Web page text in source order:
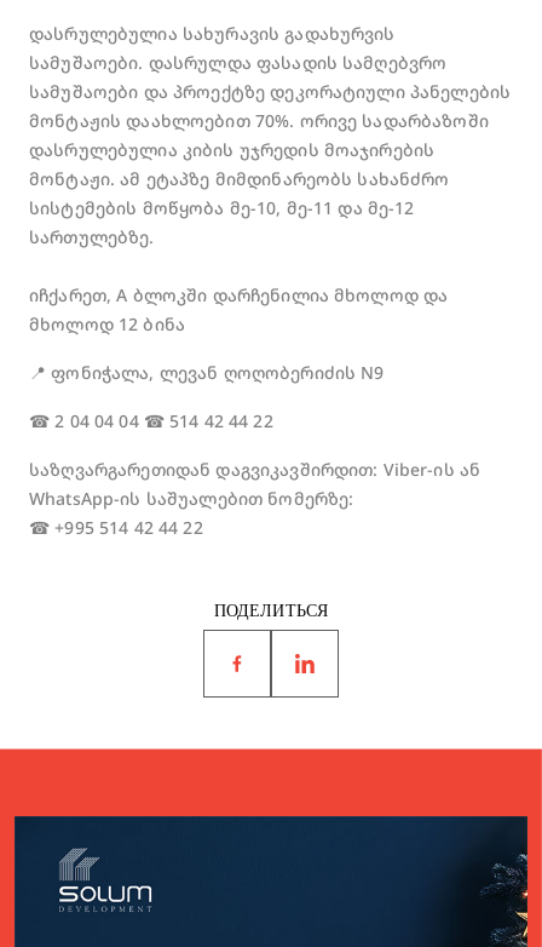
დასრულებულია სახურავის გადახურვის
სამუშაოები. დასრულდა ფასადის სამღებვრო
სამუშაოები და პროექტზე დეკორატიული პანელების
მონტაჟის დაახლოებით 70%. ორივე სადარბაზოში
დასრულებულია კიბის უჯრედის მოაჯირების
მონტაჟი. ამ ეტაპზე მიმდინარეობს სახანძრო
სისტემების მოწყობა მე-10, მე-11 და მე-12
სართულებზე.
იჩქარეთ, A ბლოკში დარჩენილია მხოლოდ და
მხოლოდ 12 ბინა
📍 ფონიჭალა, ლევან ღოღობერიძის N9
☎ 2 04 04 04 ☎ 514 42 44 22
საზღვარგარეთიდან დაგვიკავშირდით: Viber-ის ან
WhatsApp-ის საშუალებით ნომერზე:
☎ +995 514 42 44 22
ПОДЕЛИТЬСЯ